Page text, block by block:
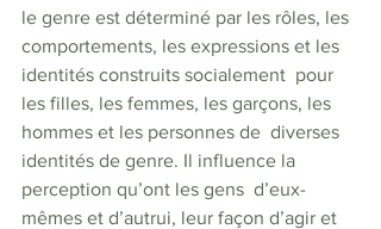
le genre est déterminé par les rôles, les
comportements, les expressions et les
identités construits socialement  pour
les filles, les femmes, les garçons, les
hommes et les personnes de  diverses
identités de genre. Il influence la
perception qu’ont les gens  d’eux-
mêmes et d’autrui, leur façon d’agir et